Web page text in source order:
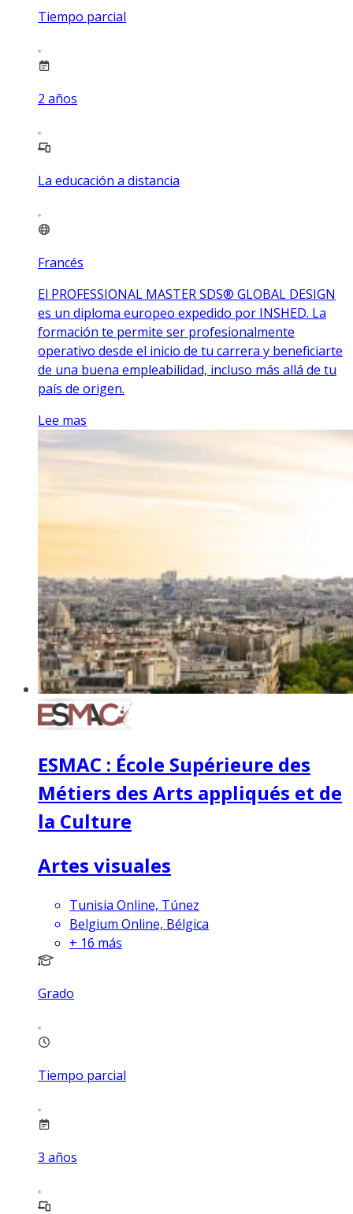
Tiempo parcial
2 años
La educación a distancia
Francés
El PROFESSIONAL MASTER SDS® GLOBAL DESIGN
es un diploma europeo expedido por INSHED. La
formación te permite ser profesionalmente
operativo desde el inicio de tu carrera y beneficiarte
de una buena empleabilidad, incluso más allá de tu
país de origen.
Lee mas
ESMAC : École Supérieure des
Métiers des Arts appliqués et de
la Culture
Artes visuales
Tunisia Online, Túnez
Belgium Online, Bélgica
+ 16 más
Grado
Tiempo parcial
3 años